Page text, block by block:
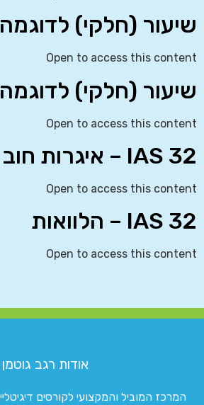
שיעור (חלקי) לדוגמה
Open to access this content
שיעור (חלקי) לדוגמה
Open to access this content
IAS 32 – איגרות חוב
Open to access this content
IAS 32 – הלוואות
Open to access this content
אודות רגב גוטמן